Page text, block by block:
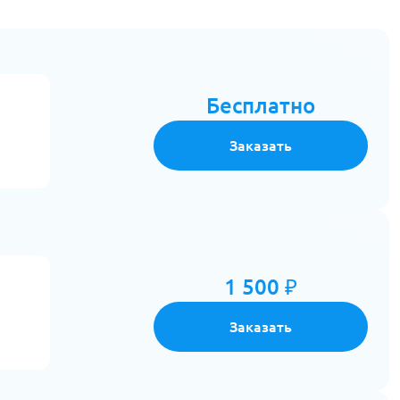
Бесплатно
Заказать
1 500 ₽
Заказать